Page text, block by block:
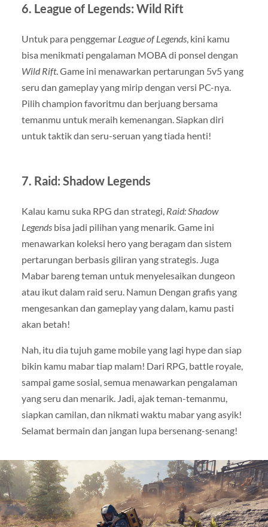
6. League of Legends: Wild Rift
Untuk para penggemar League of Legends, kini kamu
bisa menikmati pengalaman MOBA di ponsel dengan
Wild Rift. Game ini menawarkan pertarungan 5v5 yang
seru dan gameplay yang mirip dengan versi PC-nya.
Pilih champion favoritmu dan berjuang bersama
temanmu untuk meraih kemenangan. Siapkan diri
untuk taktik dan seru-seruan yang tiada henti!
7. Raid: Shadow Legends
Kalau kamu suka RPG dan strategi, Raid: Shadow
Legendsbisa jadi pilihan yang menarik. Game ini
menawarkan koleksi hero yang beragam dan sistem
pertarungan berbasis giliran yang strategis. Juga
Mabar bareng teman untuk menyelesaikan dungeon
atau ikut dalam raid seru. Namun Dengan grafis yang
mengesankan dan gameplay yang dalam, kamu pasti
akan betah!
Nah, itu dia tujuh game mobile yang lagi hype dan siap
bikin kamu mabar tiap malam! Dari RPG, battle royale,
sampai game sosial, semua menawarkan pengalaman
yang seru dan menarik. Jadi, ajak teman-temanmu,
siapkan camilan, dan nikmati waktu mabar yang asyik!
Selamat bermain dan jangan lupa bersenang-senang!